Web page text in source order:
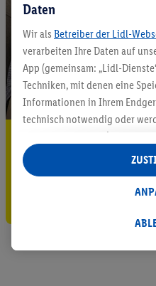
5.95 €
Jetzt zum
Daten
Wir als Betreiber der Lidl-
verarbeiten Ihre Daten auf
App (gemeinsam: „Lidl-
Techniken, mit denen eine
Informationen in Ihrem
technisch notwendig oder
auch durch Partner (u.a.
Verantwortliche; im
insgesamt
Statistik-Erstellung oder für
Datenverarbeitungen für